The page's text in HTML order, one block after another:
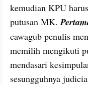
kemudian KPU
putusan MK.
cawagub penulis
memilih mengikuti
mendasari